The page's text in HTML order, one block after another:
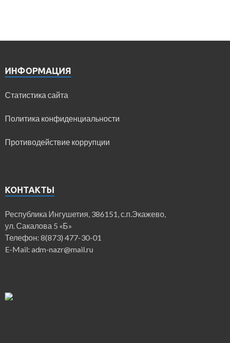
ИНФОРМАЦИЯ
Статистика сайта
Политика конфиденциальности
Противодействие коррупции
КОНТАКТЫ
Республика Ингушетия, 386151, с.п.Экажево,
ул. Сакалова 5 «Б»
Телефон: 8(873) 477-30-01
E-Mail: adm-nazr@mail.ru